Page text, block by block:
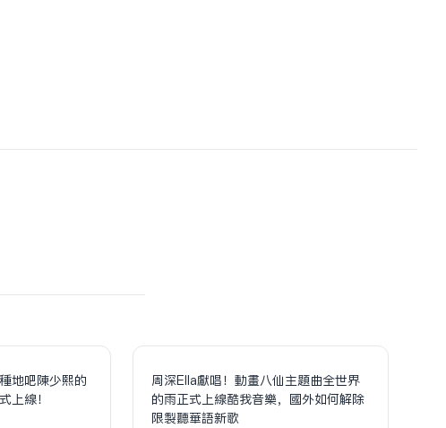
地吧陳少熙的
上線！
周深Ella獻唱！動畫八仙主題曲全世界
的雨正式上線酷我音樂，國外如何解除
限制聽華語新歌